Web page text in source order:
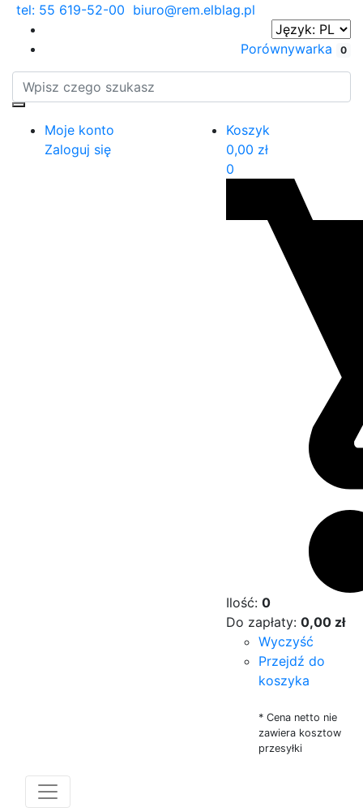
tel: 55 619-52-00 biuro@rem.elblag.pl
Porównywarka 0
Moje konto
Zaloguj się
Koszyk
0,00 zł
0
Ilość: 0
Do zapłaty: 0,00 zł
Wyczyść
Przejdź do
koszyka
* Cena netto nie
zawiera kosztow
przesyłki